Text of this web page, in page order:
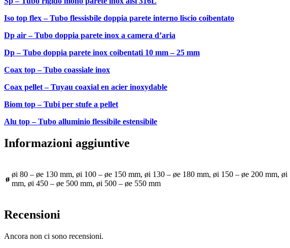
Iso top flex – Tubo flessisbile doppia parete interno liscio coibentato
Dp air – Tubo doppia parete inox a camera d’aria
Dp – Tubo doppia parete inox coibentati 10 mm – 25 mm
Coax top – Tubo coassiale inox
Coax pellet – Tuyau coaxial en acier inoxydable
Biom top – Tubi per stufe a pellet
Alu top – Tubo alluminio flessibile estensibile
Informazioni aggiuntive
ø
øi 80 – øe 130 mm, øi 100 – øe 150 mm, øi 130 – øe 180 mm, øi 150 – øe 200 mm,
mm, øi 450 – øe 500 mm, øi 500 – øe 550 mm
Recensioni
Ancora non ci sono recensioni.